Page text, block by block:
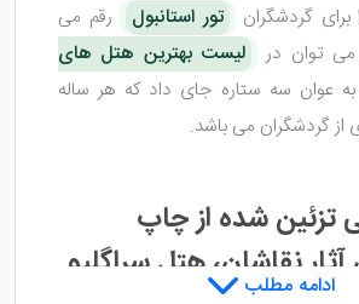
برای گردشگران
تور استانبول
رقم می
توان در
لیست بهترین هتل های
به عوان سه ستاره جای داد که هر ساله
از گردشگران می باشد.
تزئین شده از چاپ
نقاشان، هتل سراگلیو
ادامه مطلب